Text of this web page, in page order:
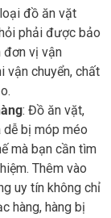
đồ ăn vặt
phải được bảo
đơn vị vận
vận chuyển, chất
: Đồ ăn vặt,
bị móp méo
mà bạn cần tìm
Thêm vào
uy tín không chỉ
hàng, hàng bị